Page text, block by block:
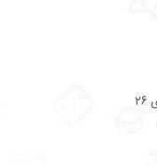
مازندران - آمل - خیابان طالب آملی روبروی دریای 26